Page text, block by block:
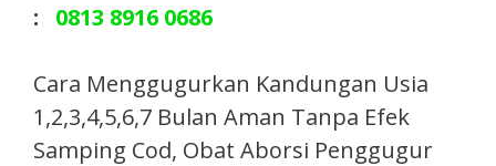
: 0813 8916 0686
Cara Menggugurkan Kandungan Usia
1,2,3,4,5,6,7 Bulan Aman Tanpa Efek
Samping Cod, Obat Aborsi Penggugur